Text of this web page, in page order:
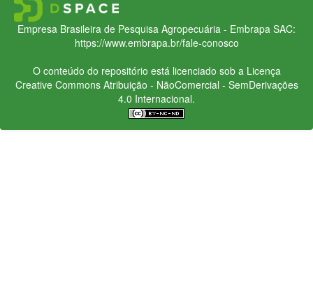
Empresa Brasileira de Pesquisa Agropecuária - Embrapa SAC:
https://www.embrapa.br/fale-conosco
O conteúdo do repositório está licenciado sob a Licença
Creative CommonsAtribuição - NãoComercial - SemDerivações
4.0 Internacional.